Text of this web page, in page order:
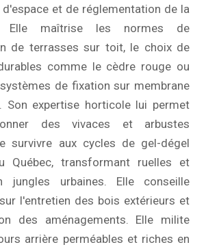
et de réglementation de la
Elle maîtrise les normes de
de terrasses sur toit, le choix de
comme le cèdre rouge ou
de fixation sur membrane
Son expertise horticole lui permet
des vivaces et arbustes
survivre aux cycles de gel-dégel
Québec, transformant ruelles et
jungles urbaines. Elle conseille
l'entretien des bois extérieurs et
des aménagements. Elle milite
arrière perméables et riches en